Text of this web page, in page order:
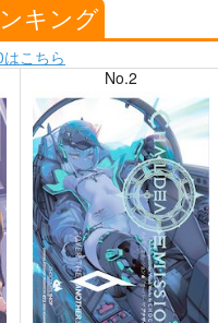
7月30日掲載
キング
こちら
No.2